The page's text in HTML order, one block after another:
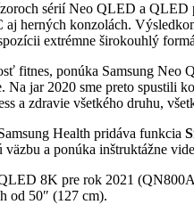
sérií Neo QLED a QLED
aj herných konzolách.
extrémne širokouhlý
fitnes, ponúka Samsung
Na jar 2020 sme preto spustili
a zdravie všetkého druhu,
Health pridáva funkcia
väzbu a ponúka inštruktážne
8K pre rok 2021
od 50″ (127 cm).